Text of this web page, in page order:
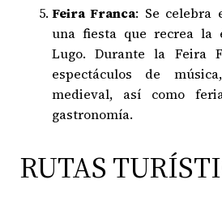
Feira Franca: Se celebra
una fiesta que recrea la
Lugo. Durante la Feira
espectáculos de
medieval, así como
gastronomía.
RUTAS